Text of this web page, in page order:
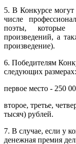
5. В Конкурсе могут
числе
поэты, которые
произведений, а
произведение).
6. Победителям
следующих размерах:
первое место - 250
второе, третье,
тысяч) рублей.
7. В случае, если у
денежная премия